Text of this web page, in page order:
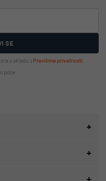
SE
u skladu s Pravilima privatnosti
polje